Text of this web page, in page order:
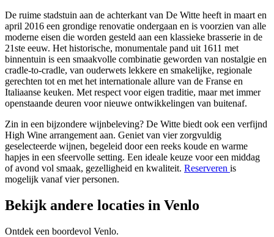
De ruime stadstuin aan de achterkant van De Witte heeft in maart en
april 2016 een grondige renovatie ondergaan en is voorzien van alle
moderne eisen die worden gesteld aan een klassieke brasserie in de
21ste eeuw. Het historische, monumentale pand uit 1611 met
binnentuin is een smaakvolle combinatie geworden van nostalgie en
cradle-to-cradle, van ouderwets lekkere en smakelijke, regionale
gerechten tot en met het internationale allure van de Franse en
Italiaanse keuken. Met respect voor eigen traditie, maar met immer
openstaande deuren voor nieuwe ontwikkelingen van buitenaf.
Zin in een bijzondere wijnbeleving? De Witte biedt ook een verfijnd
High Wine arrangement aan. Geniet van vier zorgvuldig
geselecteerde wijnen, begeleid door een reeks koude en warme
hapjes in een sfeervolle setting. Een ideale keuze voor een middag
of avond vol smaak, gezelligheid en kwaliteit. Reserveren is
mogelijk vanaf vier personen.
Bekijk andere locaties in Venlo
Ontdek een boordevol Venlo.